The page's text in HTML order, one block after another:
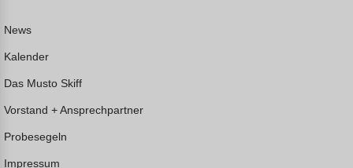
News
Kalender
Das Musto Skiff
Vorstand + Ansprechpartner
Probesegeln
Impressum